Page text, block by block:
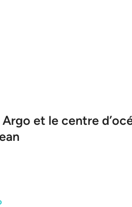
et le centre